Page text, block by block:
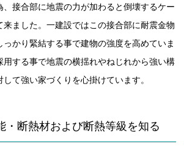
、接合部に地震の力が加わると倒壊するケー
来ました。一建設ではこの接合部に耐震金物
っかり緊結する事で建物の強度を高めていま
用する事で地震の横揺れやねじれから強い構
て強い家づくりを心掛けています。
・断熱材および断熱等級を知る